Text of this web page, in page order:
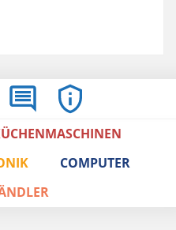
BEWERTUNGEN
IMPRESSUM
/
AGBS
COMPUTER